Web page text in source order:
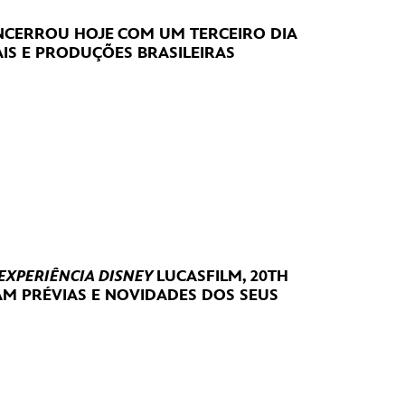
HOJE COM UM TERCEIRO DIA
E PRODUÇÕES BRASILEIRAS
DISNEYLUCASFILM, 20TH
PRÉVIAS E NOVIDADES DOS SEUS